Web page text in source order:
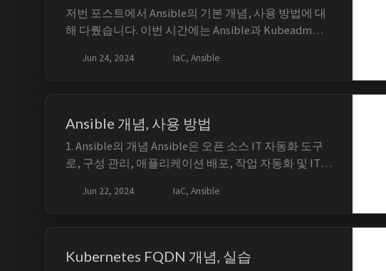
저번 포스트에서 Ansible의 기본 개념, 사용 방법에 대
해 다뤘습니다. 이번 시간에는 Ansible과 Kubeadm을
습니다. 전체 코드 -
Jun 24, 2024 IaC, Ansible
Ansible 개념, 사용 방법
1. Ansible의 개념 Ansible은 오픈 소스 IT 자동화 도구
로, 구성 관리, 애플리케이션 배포, 작업 자동화 및 IT
니다. Ansible은 에이전트가 필요 없는 구조로, SSH를
다. ...
Jun 22, 2024 IaC, Ansible
Kubernetes FQDN 개념, 실습